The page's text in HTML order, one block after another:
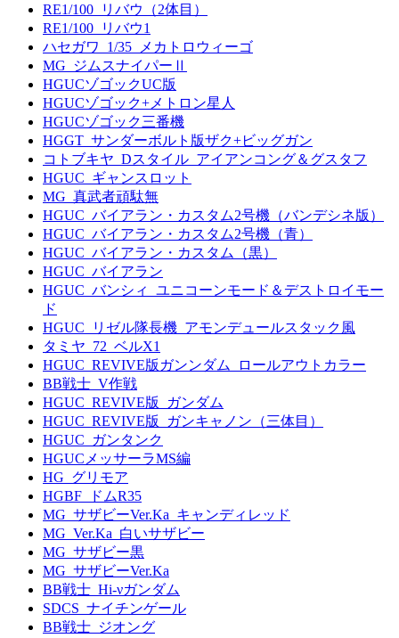
RE1/100_リバウ（2体目）
RE1/100_リバウ1
ハセガワ_1/35_メカトロウィーゴ
MG_ジムスナイパーⅡ
HGUCゾゴックUC版
HGUCゾゴック+メトロン星人
HGUCゾゴック三番機
HGGT_サンダーボルト版ザク+ビッグガン
コトブキヤ_Dスタイル_アイアンコング＆グスタフ
HGUC_ギャンスロット
MG_真武者頑駄無
HGUC_バイアラン・カスタム2号機（バンデシネ版）
HGUC_バイアラン・カスタム2号機（青）
HGUC_バイアラン・カスタム（黒）
HGUC_バイアラン
HGUC_バンシィ_ユニコーンモード＆デストロイモー
ド
HGUC_リゼル隊長機_アモンデュールスタック風
タミヤ_72_ベルX1
HGUC_REVIVE版ガンンダム_ロールアウトカラー
BB戦士_V作戦
HGUC_REVIVE版_ガンダム
HGUC_REVIVE版_ガンキャノン（三体目）
HGUC_ガンタンク
HGUCメッサーラMS編
HG_グリモア
HGBF_ドムR35
MG_サザビーVer.Ka_キャンディレッド
MG_Ver.Ka_白いサザビー
MG_サザビー黒
MG_サザビーVer.Ka
BB戦士_Hi-νガンダム
SDCS_ナイチンゲール
BB戦士_ジオング